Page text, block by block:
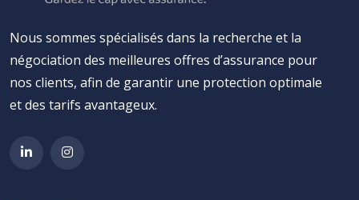
Nous sommes spécialisés dans la recherche et la
négociation des meilleures offres d’assurance pour
nos clients, afin de garantir une protection optimale
et des tarifs avantageux.